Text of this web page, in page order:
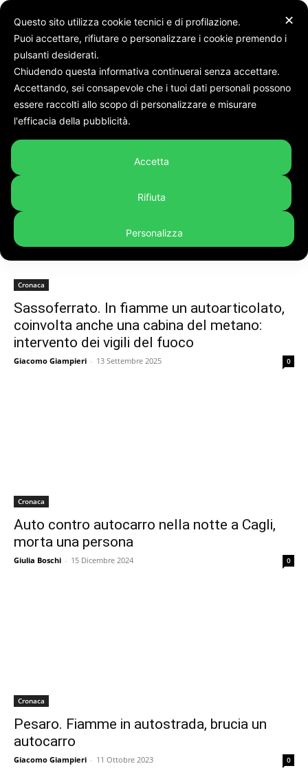
Autocarro
Tag:autocarro
Cronaca
Sassoferrato. In fiamme un autoarticolato,
coinvolta anche una cabina del metano:
intervento dei vigili del fuoco
Giacomo Giampieri - 13 Settembre 2025 0
Cronaca
Auto contro autocarro nella notte a Cagli,
morta una persona
Giulia Boschi - 15 Dicembre 2024 0
Cronaca
Pesaro. Fiamme in autostrada, brucia un
autocarro
Giacomo Giampieri - 11 Ottobre 2023 0
✕
Questo sito utilizza cookie tecnici e di profilazione.
Puoi accettare, rifiutare o personalizzare i cookie premendo i
pulsanti desiderati.
Chiudendo questa informativa continuerai senza accettare.
Accettando, sei consapevole che i tuoi dati personali possono
essere raccolti allo scopo di personalizzare e misurare
l'efficacia della pubblicità.
Accetta
Rifiuta
Personalizza